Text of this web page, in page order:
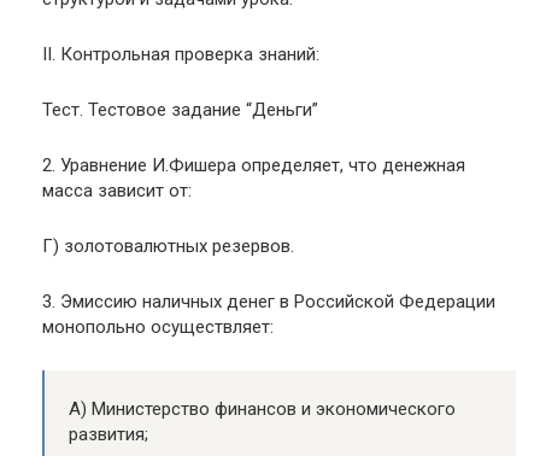
II. Контрольная проверка знаний:
Тест. Тестовое задание “Деньги”
2. Уравнение И.Фишера определяет, что денежная
масса зависит от:
Г) золотовалютных резервов.
3. Эмиссию наличных денег в Российской Федерации
монопольно осуществляет:
А) Министерство финансов и экономического
развития;